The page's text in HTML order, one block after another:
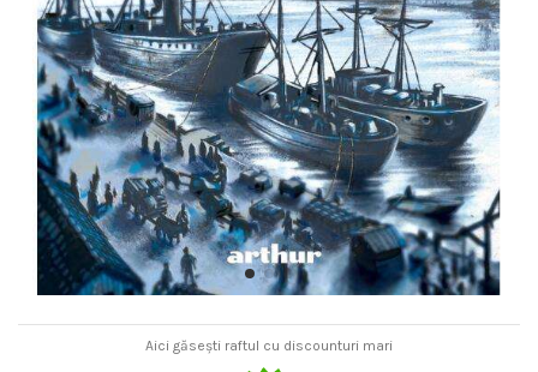
Aici găsești raftul cu discounturi mari